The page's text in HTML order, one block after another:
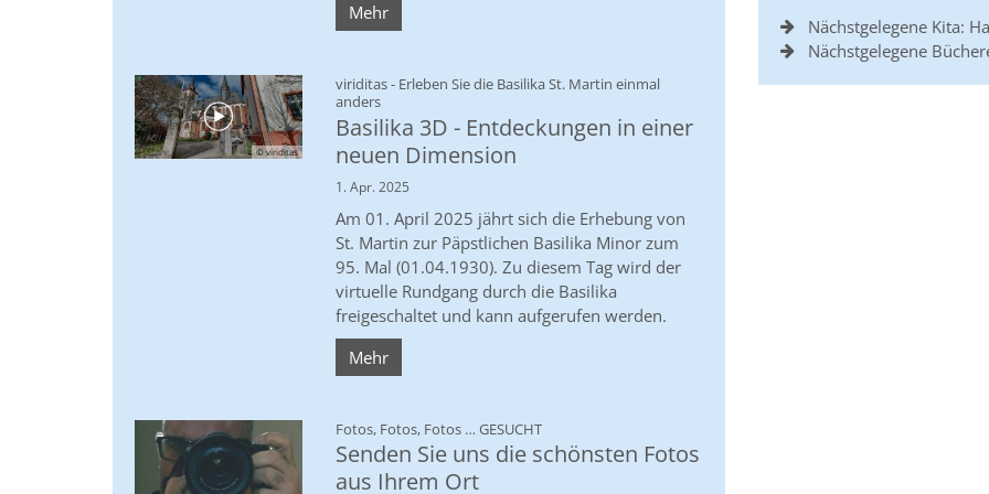
Mehr
© viriditas
viriditas - Erleben Sie die Basilika St. Martin einmal
anders:
Basilika 3D - Entdeckungen in einer
neuen Dimension
1. Apr. 2025
Am 01. April 2025 jährt sich die Erhebung von
St. Martin zur Päpstlichen Basilika Minor zum
95. Mal (01.04.1930). Zu diesem Tag wird der
virtuelle Rundgang durch die Basilika
freigeschaltet und kann aufgerufen werden.
Mehr
Fotos, Fotos, Fotos … GESUCHT:
Senden Sie uns die schönsten Fotos
aus Ihrem Ort
Nächstgelegene Kita:
Nächstgelegene